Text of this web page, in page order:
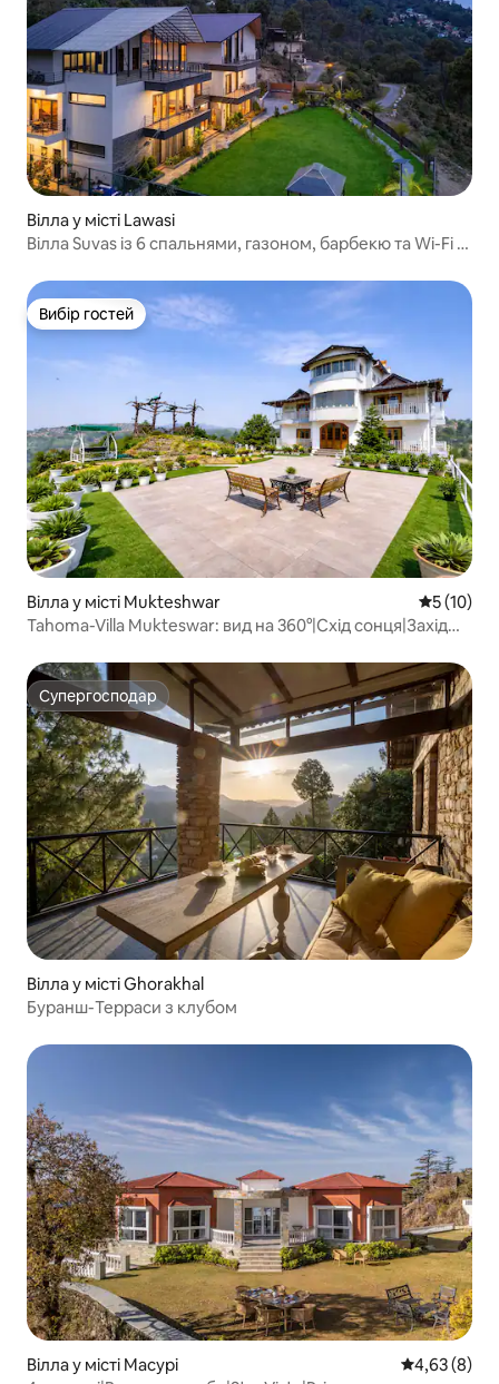
Вілла у місті Lawasi
Вілла Suvas із 6 спальнями, газоном, барбекю та Wi-Fi |
Вибір гостей
Вибір гостей
Вілла у місті Mukteshwar Середня
5 (10)
Tahoma-Villa Mukteswar: вид на 360°|Схід сонця|Захід
Супергосподар
Супергосподар
Вілла у місті Ghorakhal
Буранш-Терраси з клубом
Вілла у місті Масурі Середня
4,63 (8)